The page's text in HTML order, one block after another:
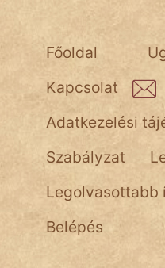
mikkamakka
vörös ördög
nagyöreg
NapHold
Név nélkül
pszichopati
szegény legény
Főoldal
Kapcsolat
Adatkezelési
Szabályzat
Legolvasottabb
Belépés